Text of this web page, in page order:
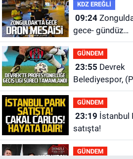
KDZ EREĞLİ
09:24Zonguldak'ta
gece- gündüz
ekiplerden
denetim.
GÜNDEM
23:55
Belediyespor,
sürecini resmi
tamamladı
GÜNDEM
23:19
satışta!
GÜNDEM